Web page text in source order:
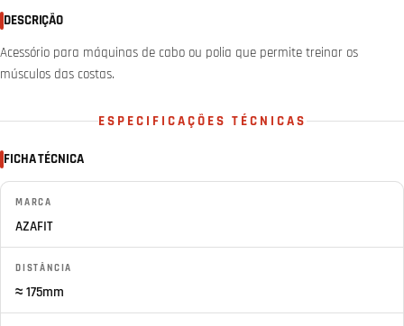
DESCRIÇÃO
Acessório para máquinas de cabo ou polia que permite treinar os
músculos das costas.
ESPECIFICAÇÕES TÉCNICAS
FICHA TÉCNICA
MARCA
AZAFIT
DISTÂNCIA
≈ 175mm